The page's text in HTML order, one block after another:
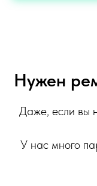
Нужен
Даже, если вы
У нас много